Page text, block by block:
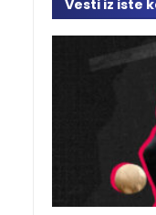
Vesti iz iste